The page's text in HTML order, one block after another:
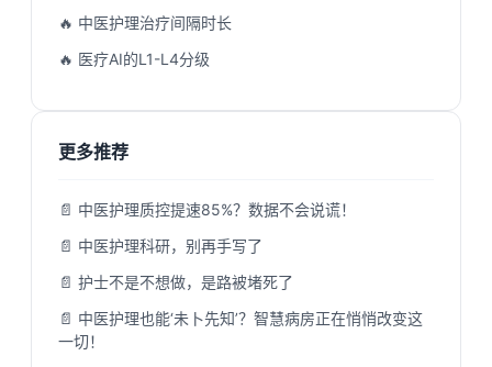
🔥 中医护理治疗间隔时长
🔥 医疗AI的L1-L4分级
更多推荐
📄 中医护理质控提速85%？数据不会说谎！
📄 中医护理科研，别再手写了
📄 护士不是不想做，是路被堵死了
📄 中医护理也能‘未卜先知’？智慧病房正在悄悄改变这
一切！